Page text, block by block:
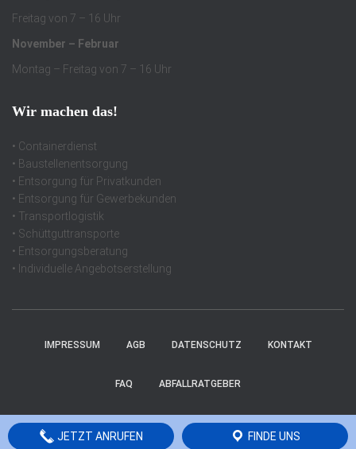
Freitag von 7 – 16 Uhr
November – Februar
Montag – Freitag von 7 – 16 Uhr
Wir machen das!
• Containerdienst
• Baustellenentsorgung
• Entsorgung für Privatkunden
• Entsorgung für Gewerbekunden
• Transportlogistik
• Schüttguttransporte
• Entsorgungsberatung
• Individuelle Angebotserstellung
IMPRESSUM AGB DATENSCHUTZ KONTAKT
FAQ ABFALLRATGEBER
Hestia | Entwickelt vonThemeIsle
JETZT ANRUFEN
FINDE UNS